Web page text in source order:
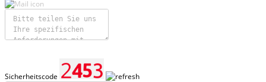
Sicherheitscode